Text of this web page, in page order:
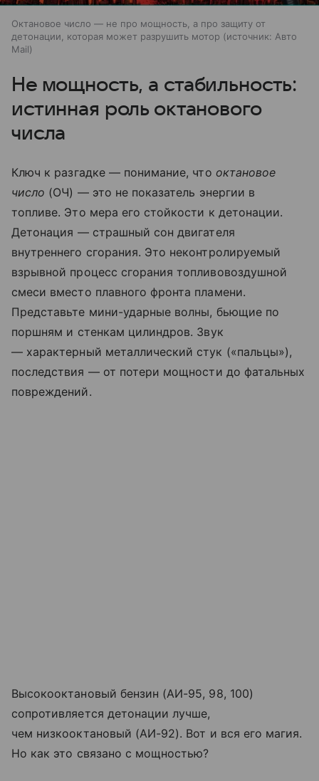
Октановое число — не про мощность, а про защиту от
детонации, которая может разрушить мотор
источник: Авто
Mail
Не мощность, а стабильность:
истинная роль октанового
числа
Ключ к разгадке — понимание, что октановое
число (ОЧ) — это не показатель энергии в
топливе. Это мера его стойкости к детонации.
Детонация — страшный сон двигателя
внутреннего сгорания. Это неконтролируемый
взрывной процесс сгорания топливовоздушной
смеси вместо плавного фронта пламени.
Представьте мини-ударные волны, бьющие по
поршням и стенкам цилиндров. Звук
— характерный металлический стук («пальцы»),
последствия — от потери мощности до фатальных
повреждений.
Высокооктановый бензин (АИ-95, 98, 100)
сопротивляется детонации лучше,
чем низкооктановый (АИ-92). Вот и вся его магия.
Но как это связано с мощностью?